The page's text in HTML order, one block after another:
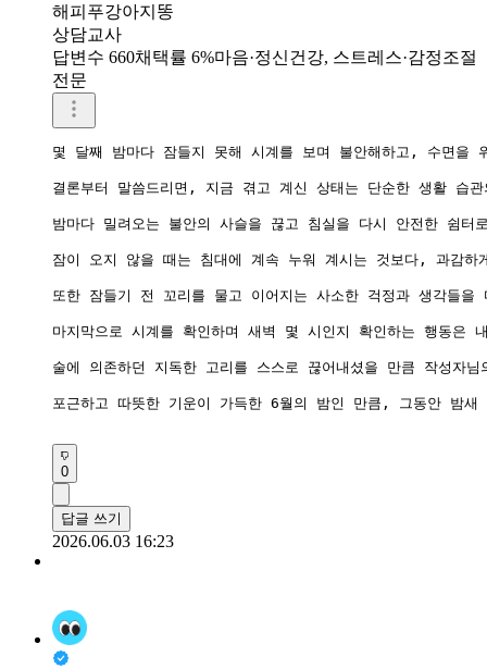
해피푸강아지똥
상담교사
답변수 660채택률 6%마음·정신건강, 스트레스·감정조절
전문
몇 달째 밤마다 잠들지 못해 시계를 보며 불안해하고, 수면을
결론부터 말씀드리면, 지금 겪고 계신 상태는 단순한 생활 습
밤마다 밀려오는 불안의 사슬을 끊고 침실을 다시 안전한 쉼
잠이 오지 않을 때는 침대에 계속 누워 계시는 것보다, 과감
또한 잠들기 전 꼬리를 물고 이어지는 사소한 걱정과 생각들
마지막으로 시계를 확인하며 새벽 몇 시인지 확인하는 행동
술에 의존하던 지독한 고리를 스스로 끊어내셨을 만큼 작성자
포근하고 따뜻한 기운이 가득한 6월의 밤인 만큼, 그동안 밤
0
답글 쓰기
2026.06.03 16:23